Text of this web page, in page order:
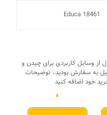
Educa 18461
از وسایل کاربردی برای چیدن و
به سفارش بودید، توضیحات
خود اضافه کنید